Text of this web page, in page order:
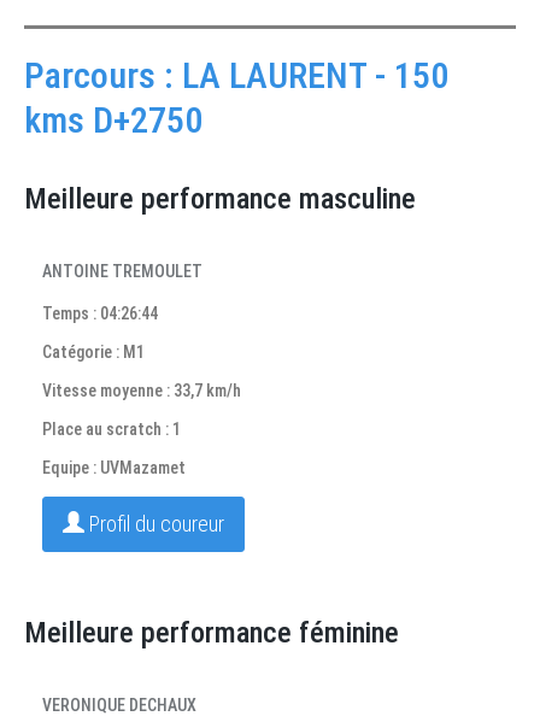
Parcours : LA LAURENT - 150
kms D+2750
Meilleure performance masculine
ANTOINE TREMOULET
Temps : 04:26:44
Catégorie : M1
Vitesse moyenne : 33,7 km/h
Place au scratch : 1
Equipe : UVMazamet
Profil du coureur
Meilleure performance féminine
VERONIQUE DECHAUX